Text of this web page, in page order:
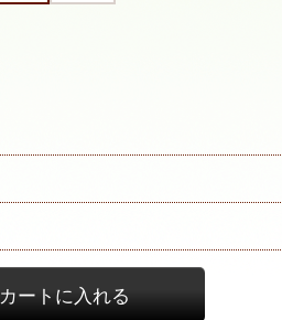
カートに入れる